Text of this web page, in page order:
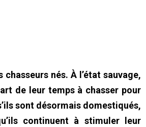
chasseurs nés. À l’état sauvage,
de leur temps à chasser pour
sont désormais domestiqués,
continuent à stimuler leur